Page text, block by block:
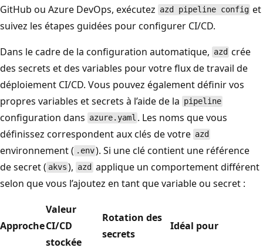
GitHub ou Azure DevOps, exécutez azd pipeline config et
suivez les étapes guidées pour configurer CI/CD.
Dans le cadre de la configuration automatique, azd crée
des secrets et des variables pour votre flux de travail de
déploiement CI/CD. Vous pouvez également définir vos
propres variables et secrets à l’aide de la pipeline
configuration dans azure.yaml . Les noms que vous
définissez correspondent aux clés de votre azd
environnement ( .env). Si une clé contient une référence
de secret ( akvs ), azd applique un comportement différent
selon que vous l’ajoutez en tant que variable ou secret :
Approche
Valeur
CI/CD
stockée
Rotation des
secrets
Idéal pour